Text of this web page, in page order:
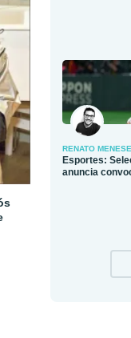
RENATO
Esportes:
anuncia